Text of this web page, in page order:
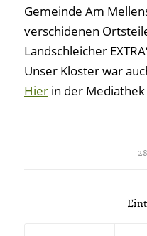
Gemeinde Am
verschidenen
Landschleicher
Unser Kloster war
Hierin der Mediathek